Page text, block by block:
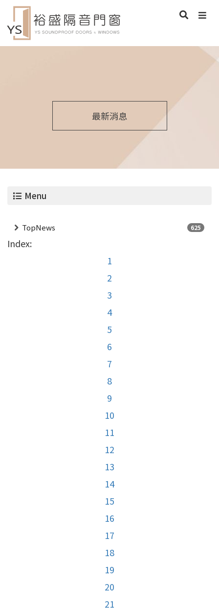
最新消息
Menu
TopNews 625
Index:
1
2
3
4
5
6
7
8
9
10
11
12
13
14
15
16
17
18
19
20
21